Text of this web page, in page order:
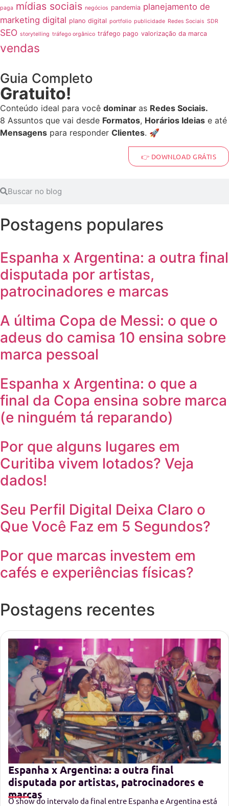
paga mídias sociais negócios pandemia planejamento de
marketing digital plano digital portfolio publicidade Redes Sociais SDR
SEO storytelling tráfego orgânico tráfego pago valorização da marca
vendas
Guia Completo
Gratuito!
Conteúdo ideal para você dominar as Redes Sociais.
8 Assuntos que vai desde Formatos, Horários Ideias e até
Mensagens para responder Clientes. 🚀
👉 DOWNLOAD GRÁTIS
Postagens populares
Espanha x Argentina: a outra final
disputada por artistas,
patrocinadores e marcas
A última Copa de Messi: o que o
adeus do camisa 10 ensina sobre
marca pessoal
Espanha x Argentina: o que a
final da Copa ensina sobre marca
(e ninguém tá reparando)
Por que alguns lugares em
Curitiba vivem lotados? Veja
dados!
Seu Perfil Digital Deixa Claro o
Que Você Faz em 5 Segundos?
Por que marcas investem em
cafés e experiências físicas?
Postagens recentes
Espanha x Argentina: a outra final
disputada por artistas, patrocinadores e
marcas
O show do intervalo da final entre Espanha e Argentina está